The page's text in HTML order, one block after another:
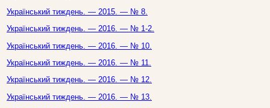
Український тиждень. — 2015. — № 8.
Український тиждень. — 2016. — № 1-2.
Український тиждень. — 2016. — № 10.
Український тиждень. — 2016. — № 11.
Український тиждень. — 2016. — № 12.
Український тиждень. — 2016. — № 13.